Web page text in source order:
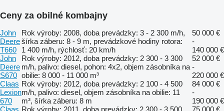
Ceny za obilné kombajny
John
Deere
T660
Rok výroby: 2008, doba prevádzky: 3 - 2 300 m/h,
šírka záberu: 8 - 9 m, prevádzkové hodiny rotora:
1 400 m/h, rýchlosť: 20 km/h
50 000 €
-
140 000 €
John
Deere
S670
Rok výroby: 2012, doba prevádzky: 2 300 - 3 300
m/h, palivo: diesel, pohon: 4x2, objem zásobníka na
obilie: 8 000 - 11 000 m³
52 000 €
-
220 000 €
Claas
Lexion
670
Rok výroby: 2012, doba prevádzky: 2 100 - 4 500
m/h, palivo: diesel, objem zásobníka na obilie: 11
m³, šírka záberu: 8 m
84 000 €
-
190 000 €
Claas Rok výroby: 2011, doba prevádzky: 2 300 - 3 500 75 000 €